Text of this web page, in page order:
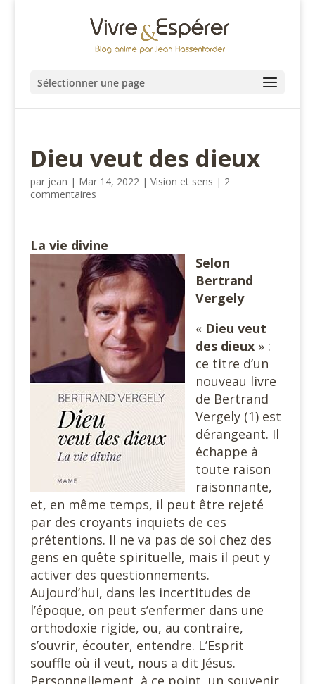
Sélectionner une page
Dieu veut des dieux
par jean | Mar 14, 2022| Vision et sens | 2
commentaires
La vie divine
Selon
Bertrand
Vergely
« Dieu veut
des dieux» :
ce titre d’un
nouveau livre
de Bertrand
Vergely (1) est
dérangeant. Il
échappe à
toute raison
raisonnante,
et, en même temps, il peut être rejeté
par des croyants inquiets de ces
prétentions. Il ne va pas de soi chez des
gens en quête spirituelle, mais il peut y
activer des questionnements.
Aujourd’hui, dans les incertitudes de
l’époque, on peut s’enfermer dans une
orthodoxie rigide, ou, au contraire,
s’ouvrir, écouter, entendre. L’Esprit
souffle où il veut, nous a dit Jésus.
Personnellement, à ce point, un souvenir